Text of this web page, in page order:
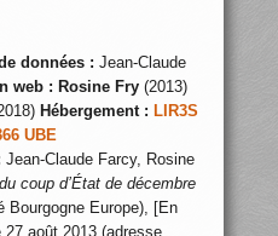
données : Jean-Claude
web : Rosine Fry(2013)
Hébergement : LIR3S
UBE
Jean-Claude Farcy, Rosine
coup d’État de décembre
Bourgogne Europe), [En
27 août 2013 (adresse